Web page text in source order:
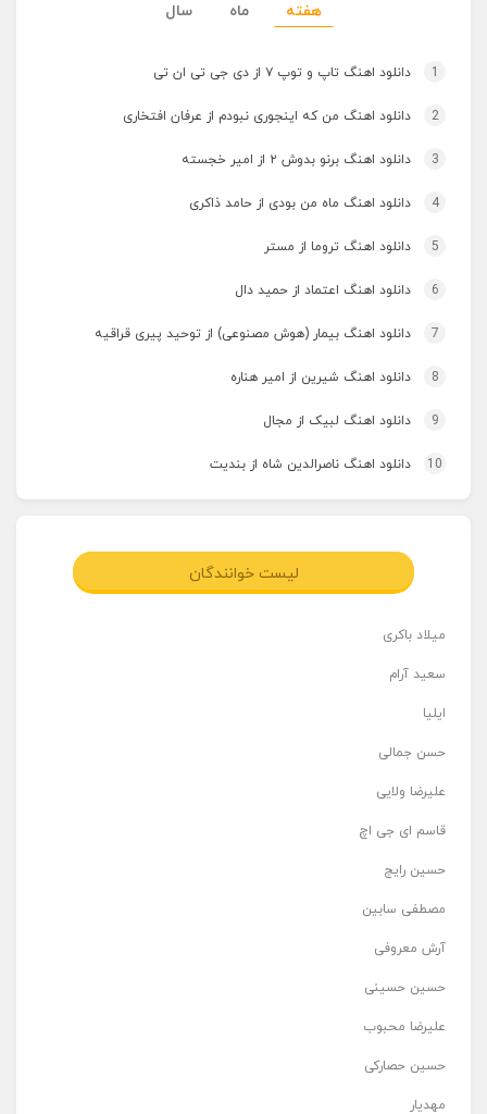
هفته ماه سال
1 دانلود اهنگ تاپ و توپ ۷ از دی جی تی ان تی
2 دانلود اهنگ من که اینجوری نبودم از عرفان افتخاری
3 دانلود اهنگ برنو بدوش ۲ از امیر خجسته
4 دانلود اهنگ ماه من بودی از حامد ذاکری
5 دانلود اهنگ تروما از مستر
6 دانلود اهنگ اعتماد از حمید دال
7 دانلود اهنگ بیمار (هوش مصنوعی) از توحید پیری قراقیه
8 دانلود اهنگ شیرین از امیر هناره
9 دانلود اهنگ لبیک از مجال
10 دانلود اهنگ ناصرالدین شاه از بندیت
لیست خوانندگان
میلاد باکری
سعید آرام
ایلیا
حسن جمالی
علیرضا ولایی
قاسم ای جی اچ
حسین رایج
مصطفی سابین
آرش معروفی
حسین حسینی
علیرضا محبوب
حسین حصارکی
مهدیار